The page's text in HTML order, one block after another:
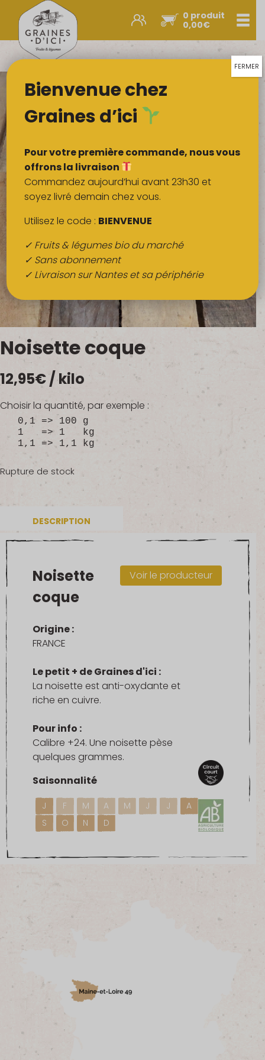
0 produit
0,00€
Promos et nouveautés
Légumes & œufs
Fruits
Viandes
Boulangerie
Crémerie
Poissons
Épicerie sucrée
Épices
Boissons
QUI SOMMES-NOUS ?
FRUITS BIO AU BUREAU
NOS PRODUCTEURS
NOS MARCHÉS
Noisette coque
12,95€/ kilo
Choisir la quantité, par exemple :
0,1 => 100 g
1 => 1 kg
1,1 => 1,1 kg
Rupture de stock
DESCRIPTION
Voir le producteur
Noisette
coque
Origine :
FRANCE
Le petit + de Graines d'ici :
La noisette est anti-oxydante et
riche en cuivre.
Pour info :
Calibre +24. Une noisette pèse
quelques grammes.
Saisonnalité
J F M A M J J
A
S
O N D
Bienvenue chez
Graines d’ici
Pour votre première commande, nous vous
offrons la livraison
Commandez aujourd’hui avant 23h30 et
soyez livré demain chez vous.
Utilisez le code : BIENVENUE
✓ Fruits & légumes bio du marché
✓ Sans abonnement
✓ Livraison sur Nantes et sa périphérie
FERMER